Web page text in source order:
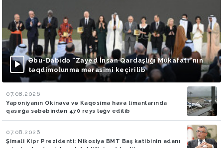
Əbu-Dabidə “Zayed İnsan Qardaşlığı Mükafatı”nın
təqdimolunma mərasimi keçirilib
07.08.2026
Yaponiyanın Okinava və Kaqosima hava limanlarında
qasırğa səbəbindən 470 reys ləğv edilib
07.08.2026
Şimali Kipr Prezidenti: Nikosiya BMT Baş katibinin adanı